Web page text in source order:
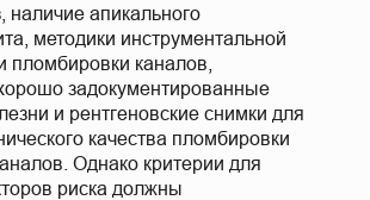
наличие апикального
методики инструментальной
пломбировки каналов,
задокументированные
и рентгеновские снимки для
качества пломбировки
Однако критерии для
риска должны